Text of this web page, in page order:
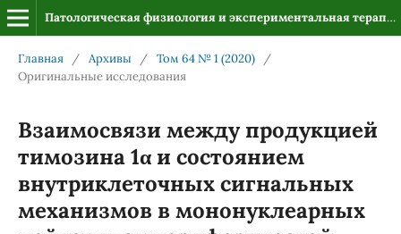
Патологическая физиология и экспериментальная терапия
Главная / Архивы / Том 64 № 1 (2020)
/
Оригинальные исследования
Взаимосвязи между продукцией
тимозина 1α и состоянием
внутриклеточных сигнальных
механизмов в мононуклеарных